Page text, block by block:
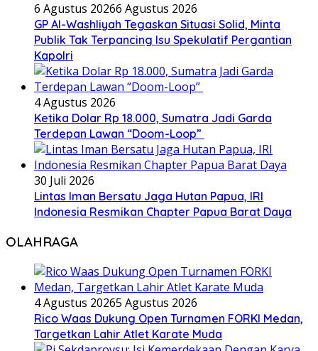
6 Agustus 20266 Agustus 2026
GP Al-Washliyah Tegaskan Situasi Solid, Minta
Publik Tak Terpancing Isu Spekulatif Pergantian
Kapolri
4 Agustus 2026
Ketika Dolar Rp 18.000, Sumatra Jadi Garda
Terdepan Lawan “Doom-Loop”
30 Juli 2026
Lintas Iman Bersatu Jaga Hutan Papua, IRI
Indonesia Resmikan Chapter Papua Barat Daya
OLAHRAGA
4 Agustus 20265 Agustus 2026
Rico Waas Dukung Open Turnamen FORKI Medan,
Targetkan Lahir Atlet Karate Muda